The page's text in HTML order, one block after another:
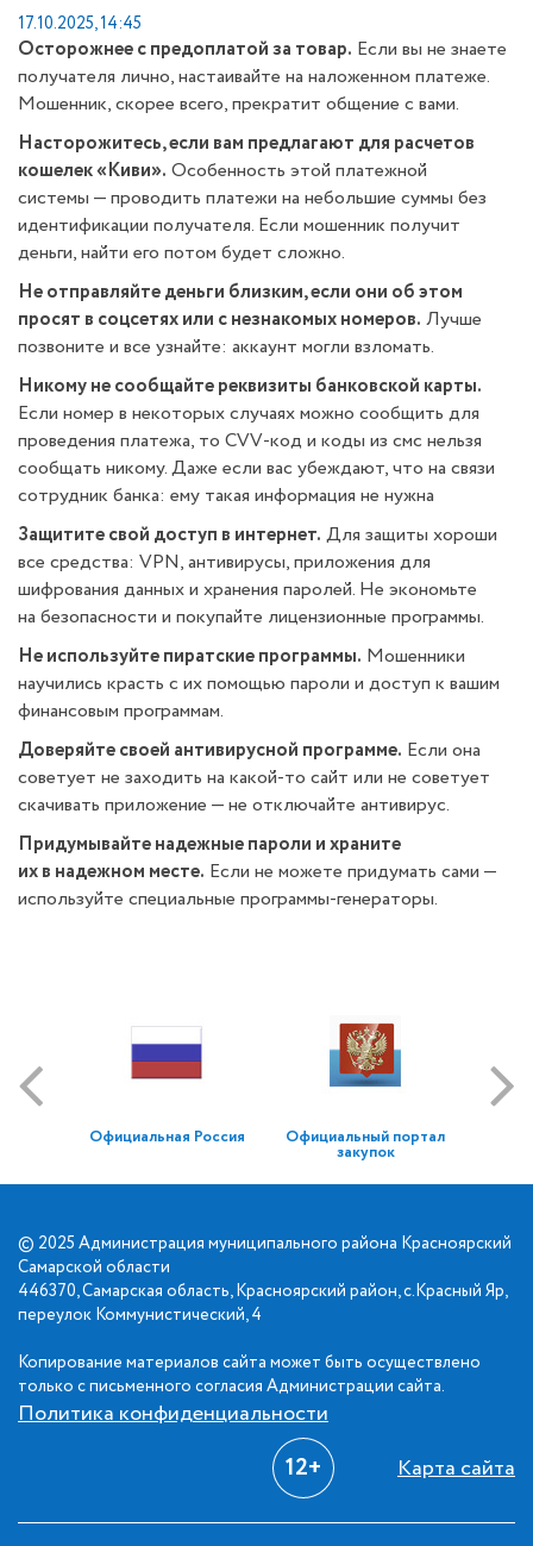
17.10.2025, 14:45
Осторожнее с предоплатой за товар. Если вы не знаете
получателя лично, настаивайте на наложенном платеже.
Мошенник, скорее всего, прекратит общение с вами.
Насторожитесь, если вам предлагают для расчетов
кошелек «Киви». Особенность этой платежной
системы — проводить платежи на небольшие суммы без
идентификации получателя. Если мошенник получит
деньги, найти его потом будет сложно.
Не отправляйте деньги близким, если они об этом
просят в соцсетях или с незнакомых номеров. Лучше
позвоните и все узнайте: аккаунт могли взломать.
Никому не сообщайте реквизиты банковской карты.
Если номер в некоторых случаях можно сообщить для
проведения платежа, то CVV-код и коды из смс нельзя
сообщать никому. Даже если вас убеждают, что на связи
сотрудник банка: ему такая информация не нужна
Защитите свой доступ в интернет. Для защиты хороши
все средства: VPN, антивирусы, приложения для
шифрования данных и хранения паролей. Не экономьте
на безопасности и покупайте лицензионные программы.
Не используйте пиратские программы. Мошенники
научились красть с их помощью пароли и доступ к вашим
финансовым программам.
Доверяйте своей антивирусной программе. Если она
советует не заходить на какой-то сайт или не советует
скачивать приложение — не отключайте антивирус.
Придумывайте надежные пароли и храните
их в надежном месте. Если не можете придумать сами —
используйте специальные программы-генераторы.
Официальная Россия Официальный портал
закупок
© 2025 Администрация муниципального района Красноярский
Самарской области
446370, Самарская область, Красноярский район, с.Красный Яр,
переулок Коммунистический, 4
Копирование материалов сайта может быть осуществлено
только с письменного согласия Администрации сайта.
Политика конфиденциальности
12+ Карта сайта